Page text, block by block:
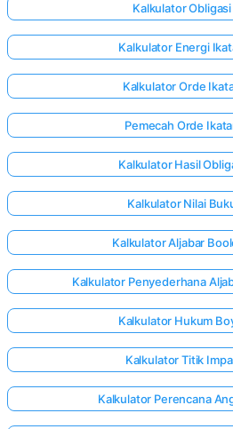
Kalkulator
Kalkulator Energi
Kalkulator Orde
Pemecah Orde
Kalkulator Hasil
Kalkulator Nilai
Kalkulator Aljabar
Kalkulator Penyederhana
Kalkulator Hukum
Kalkulator Titik
Kalkulator Perencana